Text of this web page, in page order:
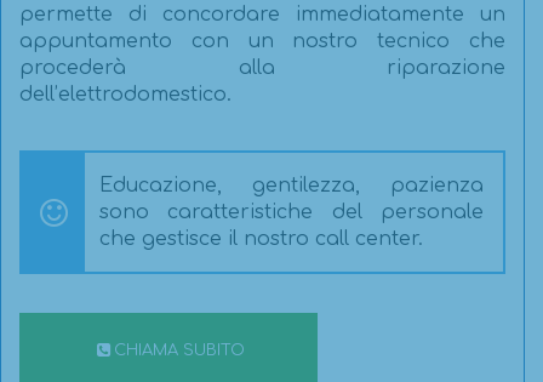
permette di concordare immediatamente un
appuntamento con un nostro tecnico che
procederà alla riparazione
dell’elettrodomestico.
Educazione, gentilezza, pazienza
sono caratteristiche del personale
che gestisce il nostro call center.
CHIAMA SUBITO